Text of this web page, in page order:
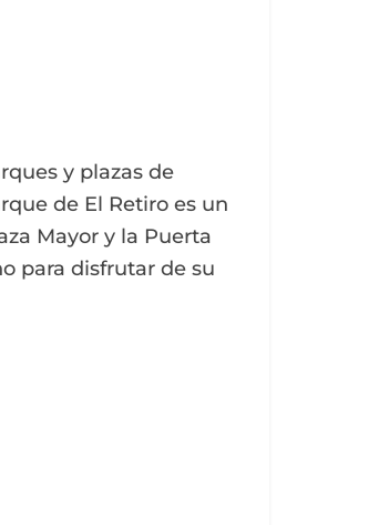
y plazas de
de El Retiro es un
Mayor y la Puerta
para disfrutar de su